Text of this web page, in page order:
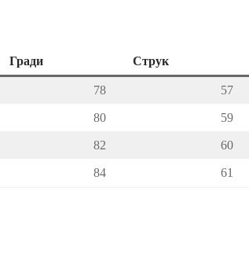
Гради Струк
78 57
80 59
82 60
84 61